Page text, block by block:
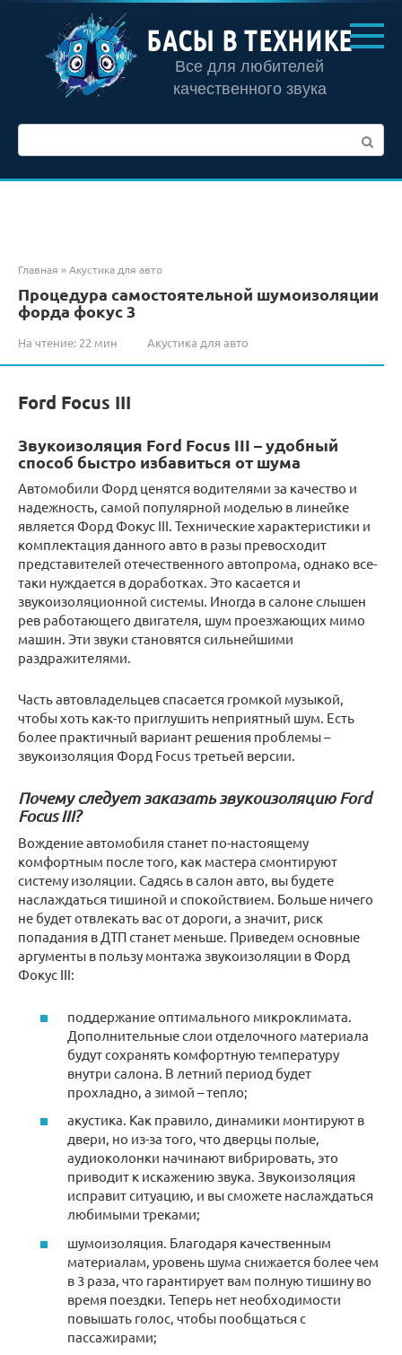
контенту
БАСЫ В ТЕХНИКЕ
Все для любителей
качественного звука
Главная »Акустика для авто
Процедура самостоятельной шумоизоляции
форда фокус 3
На чтение: 22 мин Акустика для авто
Ford Focus III
Звукоизоляция Ford Focus III – удобный
способ быстро избавиться от шума
Автомобили Форд ценятся водителями за качество и
надежность, самой популярной моделью в линейке
является Форд Фокус III. Технические характеристики и
комплектация данного авто в разы превосходит
представителей отечественного автопрома, однако все-
таки нуждается в доработках. Это касается и
звукоизоляционной системы. Иногда в салоне слышен
рев работающего двигателя, шум проезжающих мимо
машин. Эти звуки становятся сильнейшими
раздражителями.
Часть автовладельцев спасается громкой музыкой,
чтобы хоть как-то приглушить неприятный шум. Есть
более практичный вариант решения проблемы –
звукоизоляция Форд Focus третьей версии.
Почему следует заказать звукоизоляцию Ford
Focus III?
Вождение автомобиля станет по-настоящему
комфортным после того, как мастера смонтируют
систему изоляции. Садясь в салон авто, вы будете
наслаждаться тишиной и спокойствием. Больше ничего
не будет отвлекать вас от дороги, а значит, риск
попадания в ДТП станет меньше. Приведем основные
аргументы в пользу монтажа звукоизоляции в Форд
Фокус III:
поддержание оптимального микроклимата.
Дополнительные слои отделочного материала
будут сохранять комфортную температуру
внутри салона. В летний период будет
прохладно, а зимой – тепло;
акустика. Как правило, динамики монтируют в
двери, но из-за того, что дверцы полые,
аудиоколонки начинают вибрировать, это
приводит к искажению звука. Звукоизоляция
исправит ситуацию, и вы сможете наслаждаться
любимыми треками;
шумоизоляция. Благодаря качественным
материалам, уровень шума снижается более чем
в 3 раза, что гарантирует вам полную тишину во
время поездки. Теперь нет необходимости
повышать голос, чтобы пообщаться с
пассажирами;